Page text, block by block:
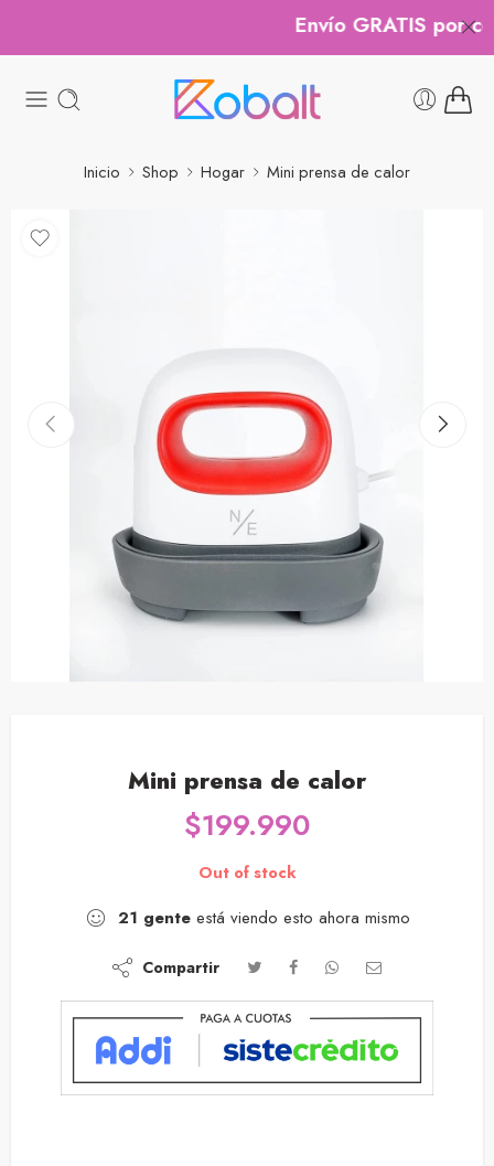
Envío GRATIS por
Inicio Shop Hogar Mini prensa de calor
Mini prensa de calor
$199.990
Out of stock
21 genteestá viendo esto ahora mismo
Compartir